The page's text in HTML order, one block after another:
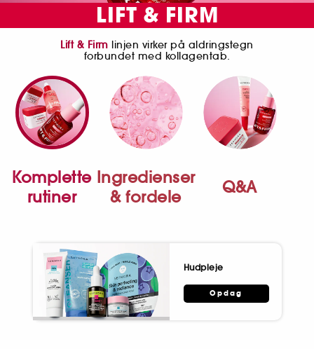
LIFT & FIRM
Lift & Firm linjen virker på aldringstegn
forbundet med kollagentab.
Komplette
rutiner
Ingredienser
& fordele
Q&A
Hudpleje
Opdag